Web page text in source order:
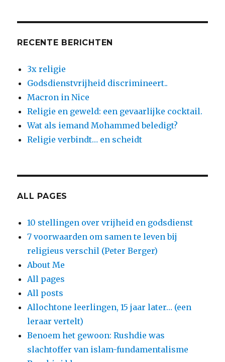
RECENTE BERICHTEN
3x religie
Godsdienstvrijheid discrimineert..
Macron in Nice
Religie en geweld: een gevaarlijke cocktail.
Wat als iemand Mohammed beledigt?
Religie verbindt… en scheidt
ALL PAGES
10 stellingen over vrijheid en godsdienst
7 voorwaarden om samen te leven bij
religieus verschil (Peter Berger)
About Me
All pages
All posts
Allochtone leerlingen, 15 jaar later… (een
leraar vertelt)
Benoem het gewoon: Rushdie was
slachtoffer van islam-fundamentalisme